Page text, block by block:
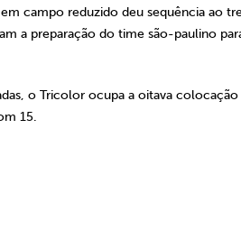
campo reduzido deu sequência ao
a preparação do time são-paulino
o Tricolor ocupa a oitava
15.